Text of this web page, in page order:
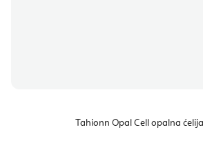
Tahionn Opal Cell opalna